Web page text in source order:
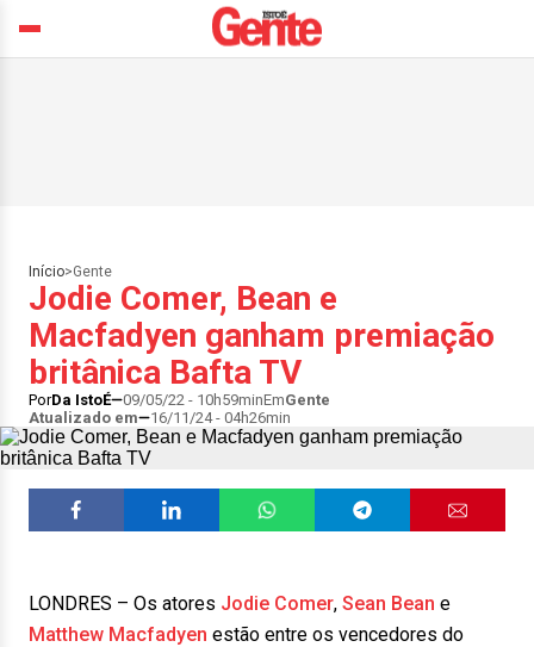
Início>Gente
Jodie Comer, Bean e
Macfadyen ganham premiação
britânica Bafta TV
PorDa IstoÉ 09/05/22 - 10h59minEmGente
Atualizado em
16/11/24 - 04h26min
LONDRES – Os atores Jodie Comer, Sean Bean e
Matthew Macfadyen estão entre os vencedores do